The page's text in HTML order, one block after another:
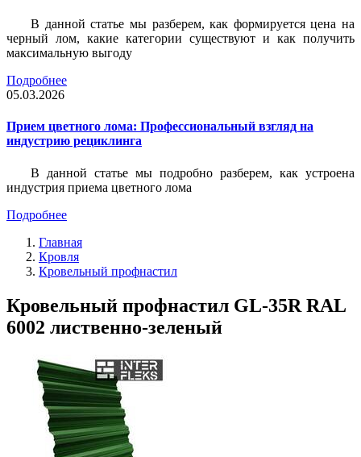
В данной статье мы разберем, как формируется цена на
черный лом, какие категории существуют и как получить
максимальную выгоду
Подробнее
05.03.2026
Прием цветного лома: Профессиональный взгляд на
индустрию рециклинга
В данной статье мы подробно разберем, как устроена
индустрия приема цветного лома
Подробнее
Главная
Кровля
Кровельный профнастил
Кровельный профнастил GL-35R RAL
6002 лиственно-зеленый